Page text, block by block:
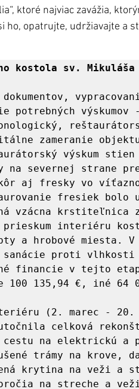
ktoré najviac zavážia,
ho, opatrujte, udržiavajte a
kostola sv. Mikuláša
potrebných
zameranie
výskum stien
severnej strane
aj fresky vo
fresiek bolo
vzácna krstiteľnica
prieskum interiéru
a hrobové miesta.
proti vlhkosti
financie v tejto
135,94 €, iné 64
(2. marec - 20.
celková
cestu na elektrickú a
trámy na krove,
krytina na veži a
na streche a